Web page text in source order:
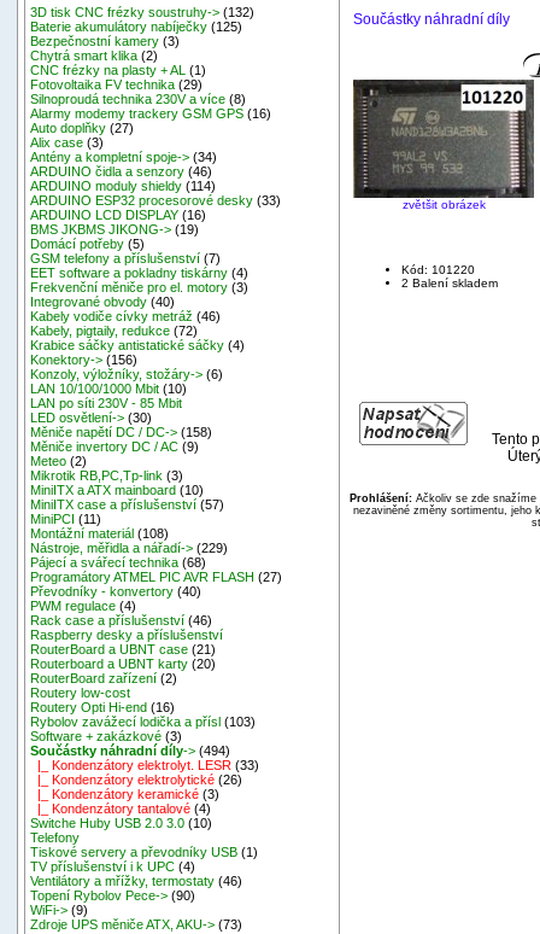
3D tisk CNC frézky soustruhy-> (132)
Baterie akumulátory nabíječky (125)
Bezpečnostní kamery (3)
Chytrá smart klika (2)
CNC frézky na plasty + AL
(1)
Fotovoltaika FV technika (29)
Silnoproudá technika 230V a více (8)
Alarmy modemy trackery GSM GPS (16)
Auto doplňky (27)
Alix case (3)
Antény a kompletní spoje-> (34)
ARDUINO čidla a senzory (46)
ARDUINO moduly shieldy (114)
ARDUINO ESP32 procesorové desky (33)
ARDUINO LCD DISPLAY (16)
BMS JKBMS JIKONG-> (19)
Domácí potřeby (5)
GSM telefony a příslušenství (7)
EET software a pokladny tiskárny (4)
Frekvenční měniče pro el. motory (3)
Integrované obvody (40)
Kabely vodiče cívky metráž (46)
Kabely, pigtaily, redukce (72)
Krabice sáčky antistatické sáčky (4)
Konektory-> (156)
Konzoly, výložníky, stožáry-> (6)
LAN 10/100/1000 Mbit (10)
LAN po síti 230V - 85 Mbit
LED osvětlení-> (30)
Měniče napětí DC / DC-> (158)
Měniče invertory DC / AC (9)
Meteo (2)
Mikrotik RB,PC,Tp-link (3)
MiniITX a ATX mainboard (10)
MiniITX case a příslušenství (57)
MiniPCI (11)
Montážní materiál (108)
Nástroje, měřidla a nářadí-> (229)
Pájecí a svářecí technika (68)
Programátory ATMEL PIC AVR FLASH (27)
Převodníky - konvertory (40)
PWM regulace (4)
Rack case a příslušenství (46)
Raspberry desky a příslušenství
RouterBoard a UBNT case (21)
Routerboard a UBNT karty (20)
RouterBoard zařízení (2)
Routery low-cost
Routery Opti Hi-end (16)
Rybolov zavážecí lodička a přísl (103)
Software + zakázkové (3)
Součástky náhradní díly-> (494)
|_ Kondenzátory elektrolyt. LESR (33)
|_ Kondenzátory elektrolytické (26)
|_ Kondenzátory keramické (3)
|_ Kondenzátory tantalové (4)
Switche Huby USB 2.0 3.0 (10)
Telefony
Tiskové servery a převodníky USB (1)
TV příslušenství i k UPC (4)
Ventilátory a mřížky, termostaty (46)
Topení Rybolov Pece-> (90)
WiFi-> (9)
Zdroje UPS měniče ATX, AKU-> (73)
Součástky náhradní díly
zvětšit obrázek
Kód: 101220
2 Balení skladem
Tento
Prohlášení:Ačkoliv se zde snažíme
nezaviněné změny sortimentu, jeho